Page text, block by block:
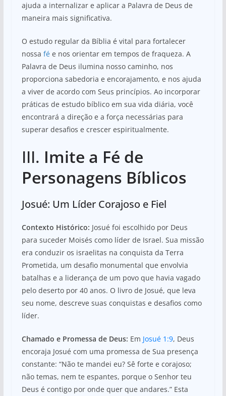
ajuda a internalizar e aplicar a Palavra de Deus de
maneira mais significativa.
O estudo regular da Bíblia é vital para fortalecer
nossa fée nos orientar em tempos de fraqueza. A
Palavra de Deus ilumina nosso caminho, nos
proporciona sabedoria e encorajamento, e nos ajuda
a viver de acordo com Seus princípios. Ao incorporar
práticas de estudo bíblico em sua vida diária, você
encontrará a direção e a força necessárias para
superar desafios e crescer espiritualmente.
III. Imite a Fé de
Personagens Bíblicos
Josué: Um Líder Corajoso e Fiel
Contexto Histórico: Josué foi escolhido por Deus
para suceder Moisés como líder de Israel. Sua missão
era conduzir os israelitas na conquista da Terra
Prometida, um desafio monumental que envolvia
batalhas e a liderança de um povo que havia vagado
pelo deserto por 40 anos. O livro de Josué, que leva
seu nome, descreve suas conquistas e desafios como
líder.
Chamado e Promessa de Deus: Em Josué 1:9, Deus
encoraja Josué com uma promessa de Sua presença
constante: “Não te mandei eu? Sê forte e corajoso;
não temas, nem te espantes, porque o Senhor teu
Deus é contigo por onde quer que andares.” Esta